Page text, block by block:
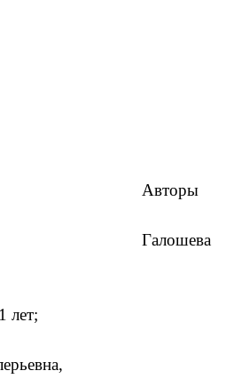
лет;